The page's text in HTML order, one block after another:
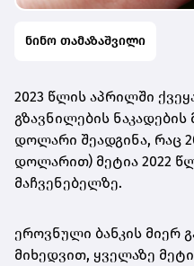
ნინო თამაზაშვილი
2023 წლის აპრილში
გზავნილების
დოლარი შეადგინა, რაც
დოლარით) მეტია 2022
მაჩვენებელზე.
ეროვნული ბანკის მიერ
მიხედვით, ყველაზე